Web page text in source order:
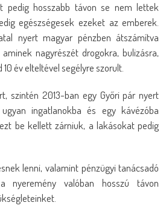
pedig hosszabb távon se nem lettek
egészségesek ezeket az emberek.
nyert magyar pénzben átszámítva
nagyrészét drogokra, bulizásra,
év elteltével segélyre szorult.
szintén 2013-ban egy Győri pár nyert
ingatlanokba és egy kávézóba
be kellett zárniuk, a lakásokat pedig
lenni, valamint pénzügyi tanácsadó
nyeremény valóban hosszú távon